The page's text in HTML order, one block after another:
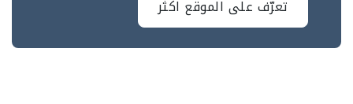
تعرّف على الموقع اكثر